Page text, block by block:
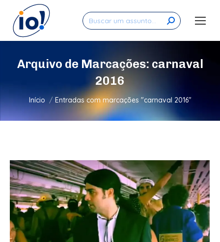
Search:
Arquivo de Marcações: carnaval
2016
Você está aqui:
Início Entradas com marcações "carnaval 2016"